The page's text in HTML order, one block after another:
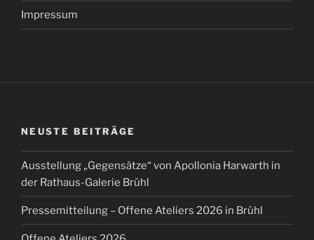
Impressum
NEUSTE BEITRÄGE
Ausstellung „Gegensätze“ von Apollonia Harwarth in
der Rathaus-Galerie Brühl
Pressemitteilung – Offene Ateliers 2026 in Brühl